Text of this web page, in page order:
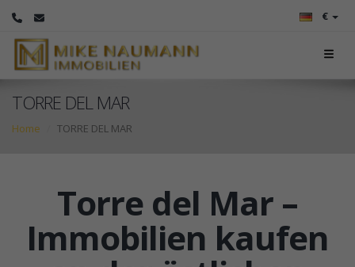
€
TORRE DEL MAR
Home TORRE DEL MAR
Torre del Mar –
Immobilien kaufen